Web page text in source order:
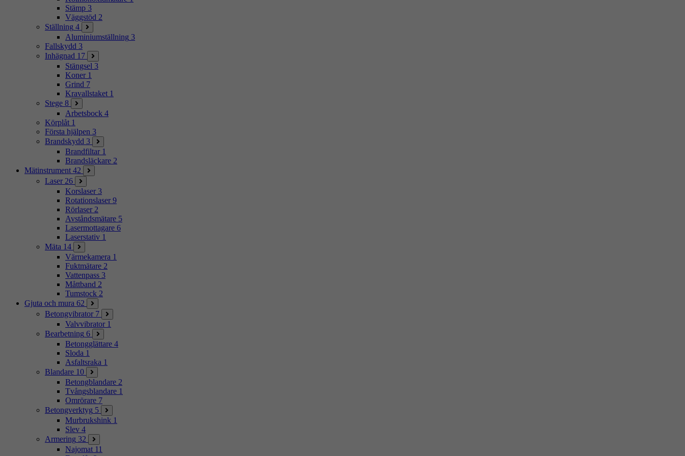
Stämp 3
Väggstöd 2
Ställning 4
Aluminiumställning 3
Fallskydd 3
Inhägnad 17
Stängsel 3
Koner 1
Grind 7
Kravallstaket 1
Stege 8
Arbetsbock 4
Körplåt 1
Första hjälpen 3
Brandskydd 3
Brandfiltar 1
Brandsläckare 2
Mätinstrument 42
Laser 26
Korslaser 3
Rotationslaser 9
Rörlaser 2
Avståndsmätare 5
Lasermottagare 6
Laserstativ 1
Mäta 14
Värmekamera 1
Fuktmätare 2
Vattenpass 3
Måttband 2
Tumstock 2
Gjuta och mura 62
Betongvibrator 7
Valvvibrator 1
Bearbetning 6
Betongglättare 4
Sloda 1
Asfaltsraka 1
Blandare 10
Betongblandare 2
Tvångsblandare 1
Omrörare 7
Betongverktyg 5
Murbrukshink 1
Slev 4
Armering 32
Najomat 11